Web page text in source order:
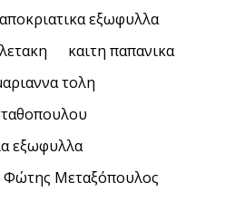
αποκριατικα εξωφυλλα
καιτη παπανικα
τολη
εξωφυλλα
Φώτης Μεταξόπουλος